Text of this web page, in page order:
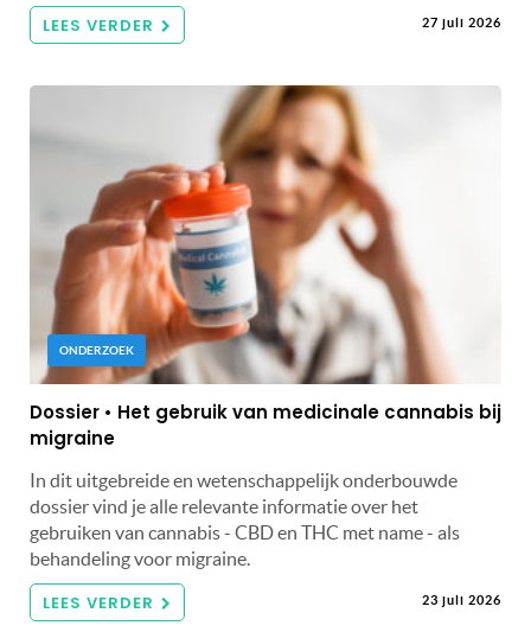
LEES VERDER 27 juli 2026
ONDERZOEK
Dossier • Het gebruik van medicinale cannabis bij
migraine
In dit uitgebreide en wetenschappelijk onderbouwde
dossier vind je alle relevante informatie over het
gebruiken van cannabis - CBD en THC met name - als
behandeling voor migraine.
LEES VERDER 23 juli 2026